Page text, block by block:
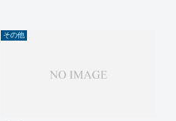
その他